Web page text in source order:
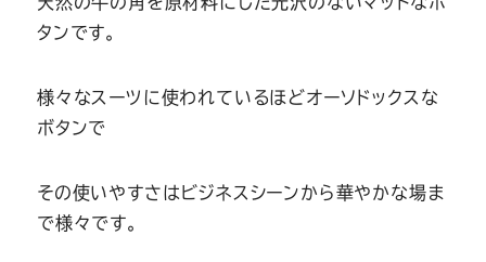
タンです。
様々なスーツに使われているほどオーソドックスな
ボタンで
その使いやすさはビジネスシーンから華やかな場ま
で様々です。